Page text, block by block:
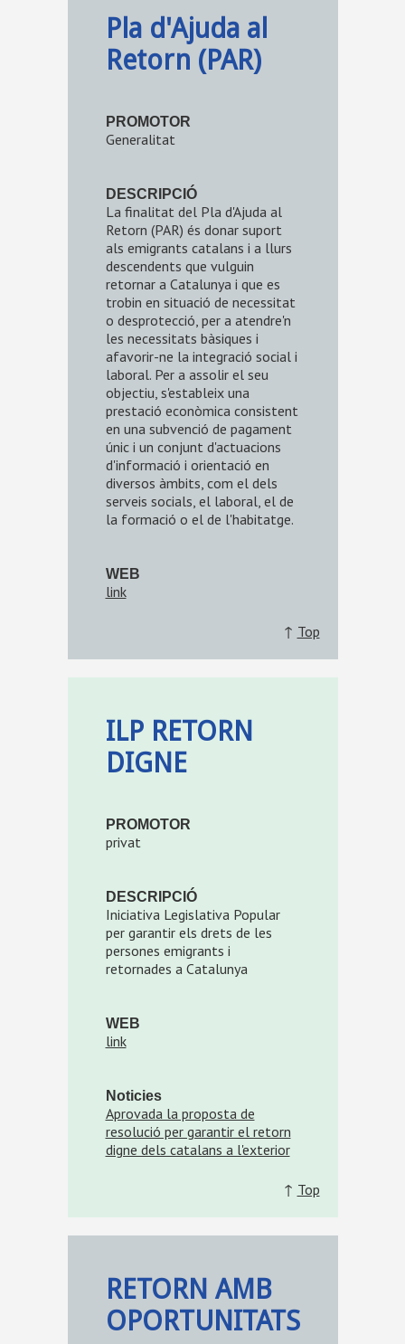
Pla d'Ajuda al
Retorn (PAR)
PROMOTOR
Generalitat
DESCRIPCIÓ
La finalitat del Pla d'Ajuda al
Retorn (PAR) és donar suport
als emigrants catalans i a llurs
descendents que vulguin
retornar a Catalunya i que es
trobin en situació de necessitat
o desprotecció, per a atendre'n
les necessitats bàsiques i
afavorir-ne la integració social i
laboral. Per a assolir el seu
objectiu, s'estableix una
prestació econòmica consistent
en una subvenció de pagament
únic i un conjunt d'actuacions
d'informació i orientació en
diversos àmbits, com el dels
serveis socials, el laboral, el de
la formació o el de l'habitatge.
WEB
link
↑ Top
ILP RETORN
DIGNE
PROMOTOR
privat
DESCRIPCIÓ
Iniciativa Legislativa Popular
per garantir els drets de les
persones emigrants i
retornades a Catalunya
WEB
link
Noticies
Aprovada la proposta de
resolució per garantir el retorn
digne dels catalans a l'exterior
↑ Top
RETORN AMB
OPORTUNITATS